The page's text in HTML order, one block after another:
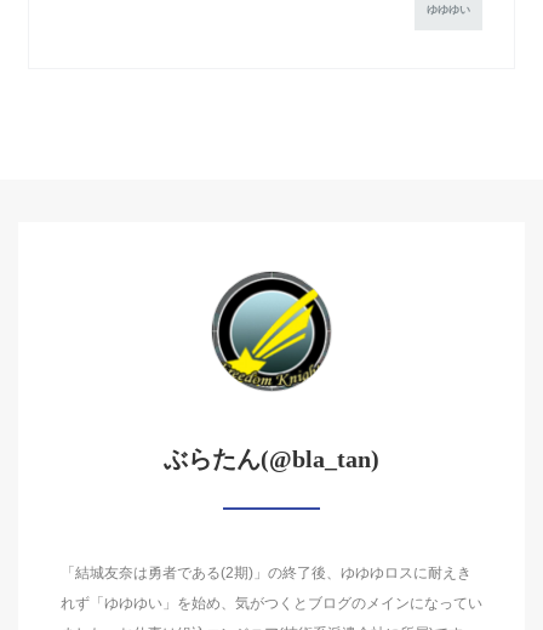
ゆゆゆい
ぶらたん(@bla_tan)
「結城友奈は勇者である(2期)」の終了後、ゆゆゆロスに耐えき
れず「ゆゆゆい」を始め、気がつくとブログのメインになってい